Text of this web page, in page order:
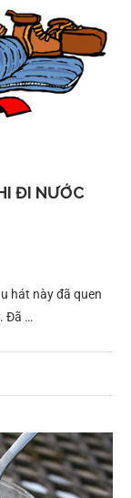
ĐI NƯỚC
hát này đã quen
Đã …